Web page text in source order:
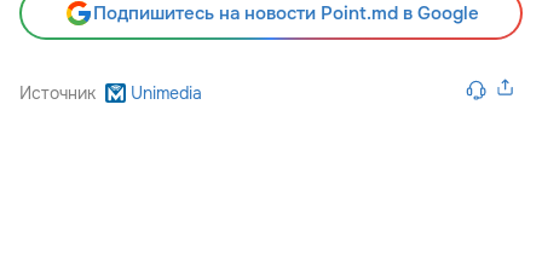
Подпишитесь на новости Point.md в Google
Источник Unimedia